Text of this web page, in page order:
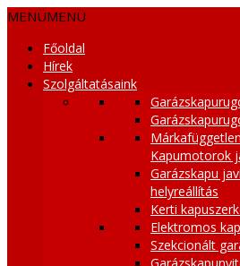
MENÜMENÜ
Főoldal
Hírek
Szolgáltatásaink
Kapumotorok
Garázskapu
helyreállítás
Kerti
Elektromos
Szekcionált